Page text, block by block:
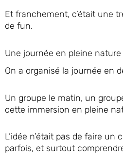
Et franchement, c’était une
de fun.
Une journée en pleine
On a organisé la journée en
Un groupe le matin, un
cette immersion en pleine
L’idée n’était pas de faire
parfois, et surtout